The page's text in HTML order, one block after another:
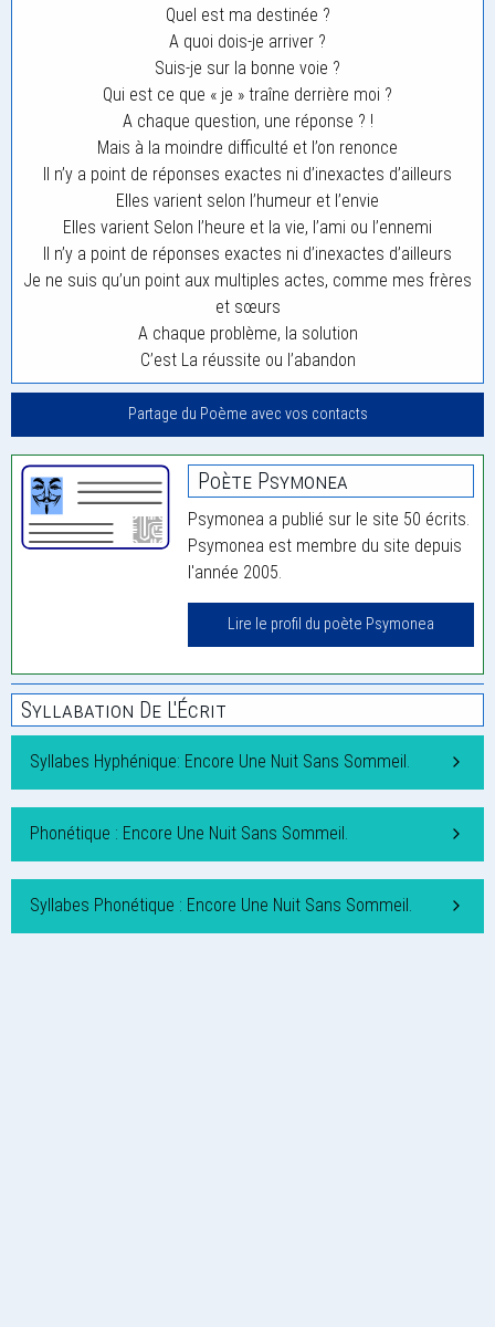
Quel est ma destinée ?
A quoi dois-je arriver ?
Suis-je sur la bonne voie ?
Qui est ce que « je » traîne derrière moi ?
A chaque question, une réponse ? !
Mais à la moindre difficulté et l’on renonce
Il n’y a point de réponses exactes ni d’inexactes d’ailleurs
Elles varient selon l’humeur et l’envie
Elles varient Selon l’heure et la vie, l’ami ou l’ennemi
Il n’y a point de réponses exactes ni d’inexactes d’ailleurs
Je ne suis qu’un point aux multiples actes, comme mes frères
et sœurs
A chaque problème, la solution
C’est La réussite ou l’abandon
Partage du Poème avec vos contacts
Poète Psymonea
Psymonea a publié sur le site 50 écrits.
Psymonea est membre du site depuis
l'année 2005.
Lire le profil du poète Psymonea
Syllabation De L'Écrit
Syllabes Hyphénique: Encore Une Nuit Sans Sommeil.
Phonétique : Encore Une Nuit Sans Sommeil.
Syllabes Phonétique : Encore Une Nuit Sans Sommeil.